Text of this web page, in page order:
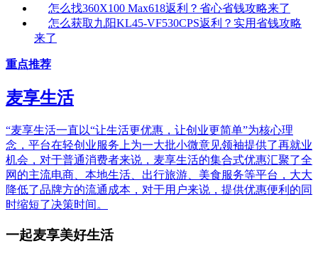
怎么找360X100 Max618返利？省心省钱攻略来了
怎么获取九阳KL45-VF530CPS返利？实用省钱攻略
来了
重点推荐
麦享生活
“麦享生活一直以“让生活更优惠，让创业更简单”为核心理
念，平台在轻创业服务上为一大批小微意见领袖提供了再就业
机会，对于普通消费者来说，麦享生活的集合式优惠汇聚了全
网的主流电商、本地生活、出行旅游、美食服务等平台，大大
降低了品牌方的流通成本，对于用户来说，提供优惠便利的同
时缩短了决策时间。
一起麦享美好生活